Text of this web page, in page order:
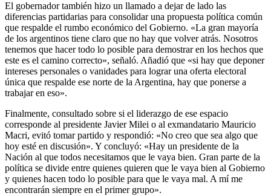
El gobernador también hizo un llamado a dejar de lado las
diferencias partidarias para consolidar una propuesta política común
que respalde el rumbo económico del Gobierno. «La gran mayoría
de los argentinos tiene claro que no hay que volver atrás. Nosotros
tenemos que hacer todo lo posible para demostrar en los hechos que
este es el camino correcto», señaló. Añadió que «si hay que deponer
intereses personales o vanidades para lograr una oferta electoral
única que respalde ese norte de la Argentina, hay que ponerse a
trabajar en eso».
Finalmente, consultado sobre si el liderazgo de ese espacio
corresponde al presidente Javier Milei o al exmandatario Mauricio
Macri, evitó tomar partido y respondió: «No creo que sea algo que
hoy esté en discusión». Y concluyó: «Hay un presidente de la
Nación al que todos necesitamos que le vaya bien. Gran parte de la
política se divide entre quienes quieren que le vaya bien al Gobierno
y quienes hacen todo lo posible para que le vaya mal. A mí me
encontrarán siempre en el primer grupo».